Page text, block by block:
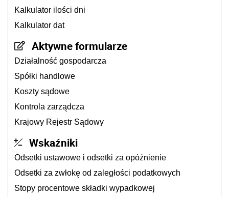
Kalkulator ilości dni
Kalkulator dat
Aktywne formularze
Działalność gospodarcza
Spółki handlowe
Koszty sądowe
Kontrola zarządcza
Krajowy Rejestr Sądowy
Wskaźniki
Odsetki ustawowe i odsetki za opóźnienie
Odsetki za zwłokę od zaległości podatkowych
Stopy procentowe składki wypadkowej